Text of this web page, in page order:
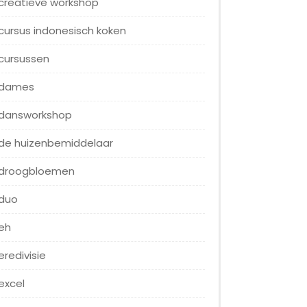
indonesisch koken
huizenbemiddelaar